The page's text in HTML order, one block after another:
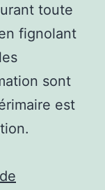
toute
fignolant
sont
est